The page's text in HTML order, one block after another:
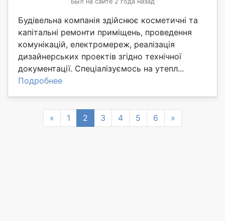
Будівельна компанія здійснює косметичні та
капітальні ремонти приміщень, проведення
комунікацій, електромереж, реалізація
дизайнерських проектів згідно технічної
документації. Спеціалізуємось на утепл...
Подробнее
« Previous
1 2 3 4 5 6 »